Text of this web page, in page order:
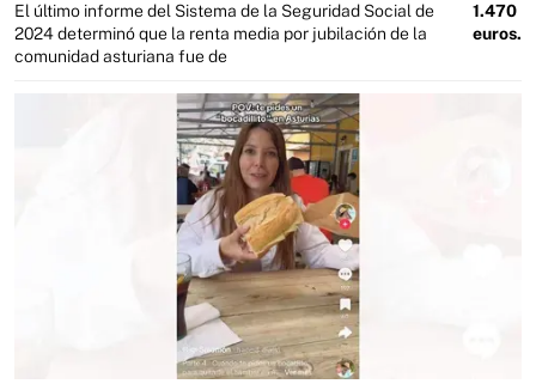
El último informe del Sistema de la Seguridad Social de
2024 determinó que la renta media por jubilación de la
comunidad asturiana fue de
1.470
euros.